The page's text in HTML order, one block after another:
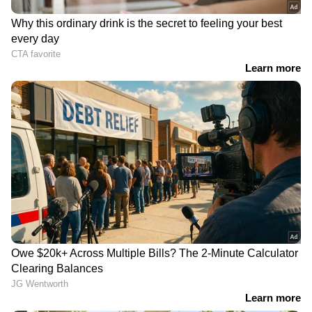
RECOMMENDED STORIES